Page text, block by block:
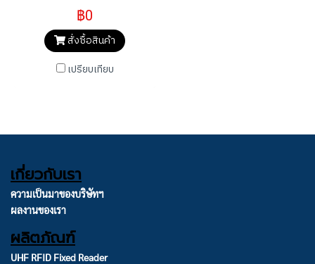
฿0
สั่งซื้อสินค้า
เปรียบเทียบ
เกี่ยวกับเรา
ความเป็นมาของบริษัทฯ
ผลงานของเรา
ผลิตภัณฑ์
UHF RFID Fixed Reader